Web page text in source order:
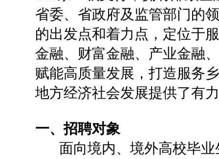
省委、省政府及监管部门的
的出发点和着力点，定位于
金融、财富金融、产业金融
赋能高质量发展，打造服务
地方经济社会发展提供了有
一、招聘对象
面向境内、境外高校毕业